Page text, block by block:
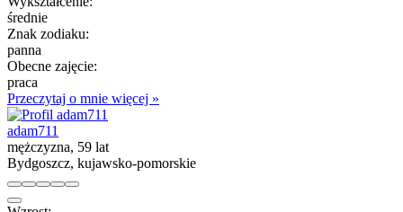
średnie
Znak zodiaku:
panna
Obecne zajęcie:
praca
Przeczytaj o mnie więcej »
adam711
mężczyzna, 59 lat
Bydgoszcz, kujawsko-pomorskie